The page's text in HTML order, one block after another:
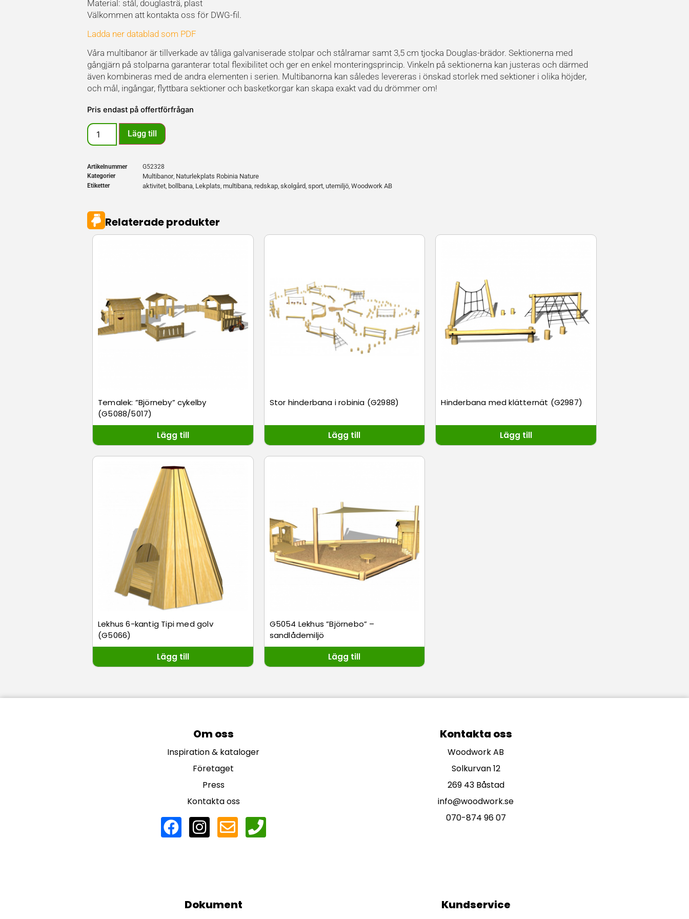
Material: stål, douglasträ, plast
Välkommen att kontakta oss för DWG-fil.
Ladda ner datablad som PDF
Våra multibanor är tillverkade av tåliga galvaniserade stolpar och stålramar samt 3,5 cm tjocka Douglas-brädor. Sektionerna med
gångjärn på stolparna garanterar total flexibilitet och ger en enkel monteringsprincip. Vinkeln på sektionerna kan justeras och därmed
även kombineras med de andra elementen i serien. Multibanorna kan således levereras i önskad storlek med sektioner i olika höjder,
och mål, ingångar, flyttbara sektioner och basketkorgar kan skapa exakt vad du drömmer om!
Pris endast på offertförfrågan
Lägg till
Artikelnummer
G52328
Kategorier
Multibanor, Naturlekplats Robinia Nature
Etiketter aktivitet bollbana Lekplats multibana redskap skolgård sport utemiljö Woodwork AB
Relaterade produkter
Temalek: ”Björneby” cykelby
(G5088/5017)
Lägg till
Stor hinderbana i robinia (G2988)
Lägg till
Hinderbana med klätternät (G2987)
Lägg till
Lekhus 6-kantig Tipi med golv
(G5066)
Lägg till
G5054 Lekhus ”Björnebo” –
sandlådemiljö
Lägg till
Om oss
Inspiration & kataloger
Företaget
Press
Kontakta oss
Kontakta oss
Woodwork AB
Solkurvan 12
269 43 Båstad
info@woodwork.se
070-874 96 07
Dokument Kundservice